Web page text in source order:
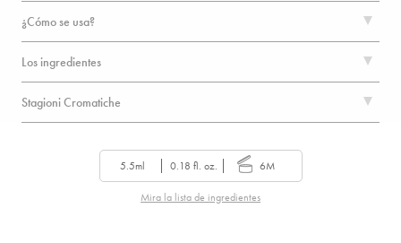
¿Cómo se usa?
Los ingredientes
Stagioni Cromatiche
5.5ml 0.18 fl. oz. 6M
Mira la lista de ingredientes